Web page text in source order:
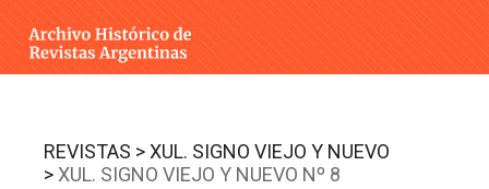
INTEGRANTES
CONTACTO
REVISTAS >XUL. SIGNO VIEJO Y NUEVO
> XUL. SIGNO VIEJO Y NUEVO Nº 8